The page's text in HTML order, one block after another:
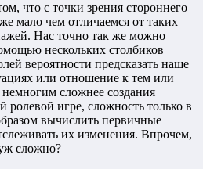
что с точки зрения стороннего
мало чем отличаемся от таких
Нас точно так же можно
нескольких столбиков
вероятности предсказать наше
или отношение к тем или
сложнее создания
ролевой игре, сложность только в
вычислить первичные
их изменения. Впрочем,
сложно?